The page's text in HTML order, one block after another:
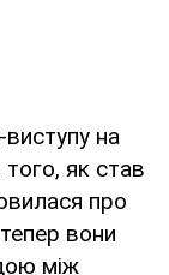
виступу на
як став
про
вони
між